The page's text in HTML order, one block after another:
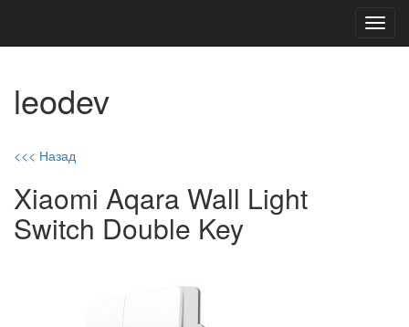
leodev
<<< Назад
Xiaomi Aqara Wall Light
Switch Double Key